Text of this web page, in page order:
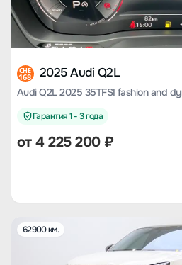
CHE
168 2025 Audi Q2L
Audi Q2L 2025 35TFSI fashion and
Гарантия 1 - 3 года
от4 225 200₽
62900 км.